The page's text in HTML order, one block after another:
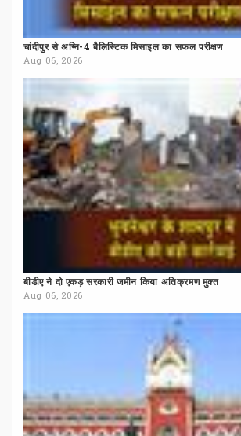
चांदीपुर से अग्नि-4 बैलिस्टिक मिसाइल का सफल परीक्षण
Aug 06, 2026
बीडीए ने दो एकड़ सरकारी जमीन किया अतिक्रमण मुक्त
Aug 06, 2026